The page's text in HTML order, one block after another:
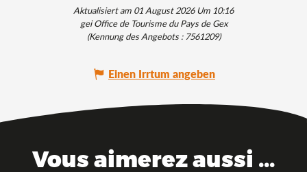
Aktualisiert am 01 August 2026 Um 10:16
gei Office de Tourisme du Pays de Gex
(Kennung des Angebots :7561209)
Einen Irrtum angeben
Vous aimerez aussi ...